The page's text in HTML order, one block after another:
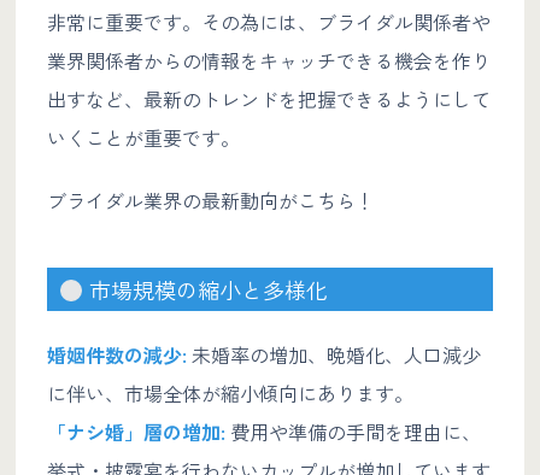
非常に重要です。その為には、ブライダル関係者や
業界関係者からの情報をキャッチできる機会を作り
出すなど、最新のトレンドを把握できるようにして
いくことが重要です。
ブライダル業界の最新動向がこちら！
市場規模の縮小と多様化
婚姻件数の減少: 未婚率の増加、晩婚化、人口減少
に伴い、市場全体が縮小傾向にあります。
「ナシ婚」層の増加: 費用や準備の手間を理由に、